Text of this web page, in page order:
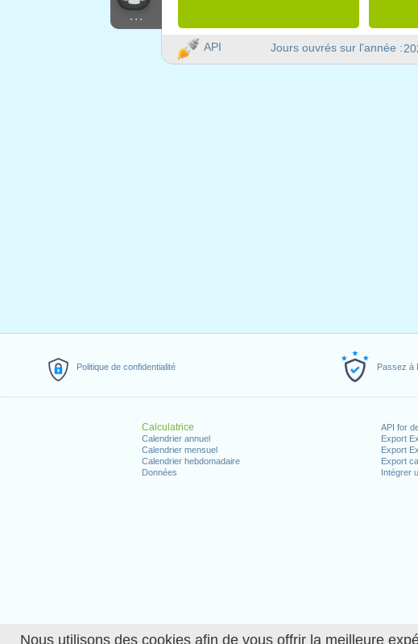
Nous utilisons des cookies afin de vous offrir la meilleure
Politique de confidentialité Passez à
Calculatrice
Calendrier annuel
Calendrier mensuel
Calendrier hebdomadaire
Données
API for
Export
Export
Export
Intégrer
...
Jours ouvrés sur l'année :
API